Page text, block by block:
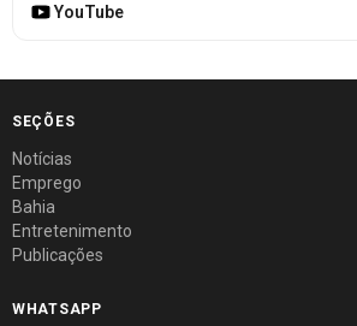
YouTube
SEÇÕES
Notícias
Emprego
Bahia
Entretenimento
Publicações
WHATSAPP